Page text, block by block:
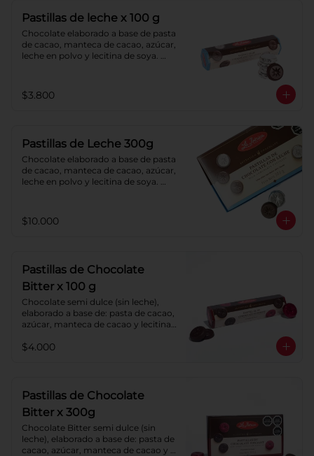
Pastillas de leche x 100 g
Chocolate elaborado a base de pasta
de cacao, manteca de cacao, azúcar,
leche en polvo y lecitina de soya.
$3.800
Pastillas de Leche 300g
Chocolate elaborado a base de pasta
de cacao, manteca de cacao, azúcar,
leche en polvo y lecitina de soya.
$10.000
Pastillas de Chocolate
Bitter x 100 g
Chocolate semi dulce (sin leche),
elaborado a base de: pasta de cacao,
azúcar, manteca de cacao y lecitina
$4.000
Pastillas de Chocolate
Bitter x 300g
Chocolate Bitter semi dulce (sin
leche), elaborado a base de: pasta de
cacao, azúcar, manteca de cacao y